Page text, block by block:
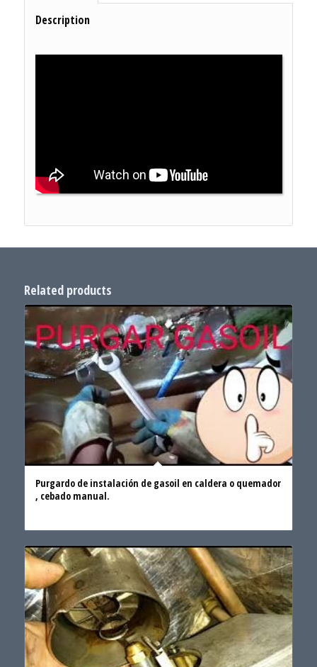
Description
Related products
Purgardo de instalación de gasoil en caldera o quemador
, cebado manual.